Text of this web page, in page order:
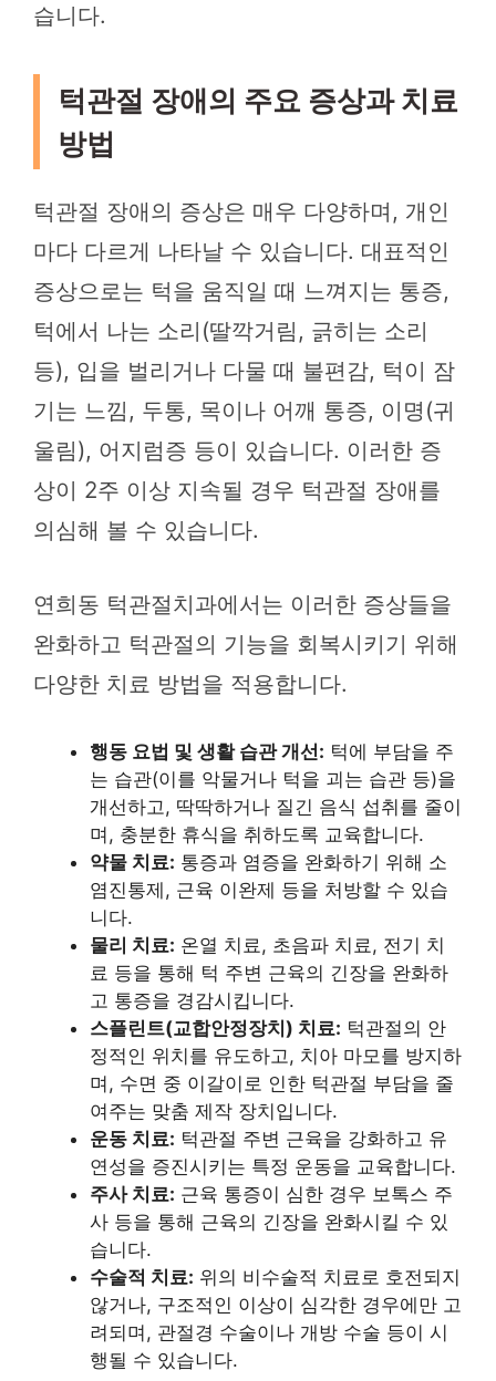
습니다.
턱관절 장애의 주요 증상과 치료
방법
턱관절 장애의 증상은 매우 다양하며, 개인
마다 다르게 나타날 수 있습니다. 대표적인
증상으로는 턱을 움직일 때 느껴지는 통증,
턱에서 나는 소리(딸깍거림, 긁히는 소리
등), 입을 벌리거나 다물 때 불편감, 턱이 잠
기는 느낌, 두통, 목이나 어깨 통증, 이명(귀
울림), 어지럼증 등이 있습니다. 이러한 증
상이 2주 이상 지속될 경우 턱관절 장애를
의심해 볼 수 있습니다.
연희동 턱관절치과에서는 이러한 증상들을
완화하고 턱관절의 기능을 회복시키기 위해
다양한 치료 방법을 적용합니다.
행동 요법 및 생활 습관 개선: 턱에 부담을 주
는 습관(이를 악물거나 턱을 괴는 습관 등)을
개선하고, 딱딱하거나 질긴 음식 섭취를 줄이
며, 충분한 휴식을 취하도록 교육합니다.
약물 치료: 통증과 염증을 완화하기 위해 소
염진통제, 근육 이완제 등을 처방할 수 있습
니다.
물리 치료: 온열 치료, 초음파 치료, 전기 치
료 등을 통해 턱 주변 근육의 긴장을 완화하
고 통증을 경감시킵니다.
스플린트(교합안정장치) 치료: 턱관절의 안
정적인 위치를 유도하고, 치아 마모를 방지하
며, 수면 중 이갈이로 인한 턱관절 부담을 줄
여주는 맞춤 제작 장치입니다.
운동 치료: 턱관절 주변 근육을 강화하고 유
연성을 증진시키는 특정 운동을 교육합니다.
주사 치료: 근육 통증이 심한 경우 보톡스 주
사 등을 통해 근육의 긴장을 완화시킬 수 있
습니다.
수술적 치료: 위의 비수술적 치료로 호전되지
않거나, 구조적인 이상이 심각한 경우에만 고
려되며, 관절경 수술이나 개방 수술 등이 시
행될 수 있습니다.